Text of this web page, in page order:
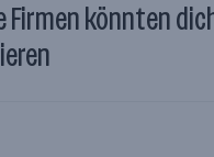
Firmen könnten